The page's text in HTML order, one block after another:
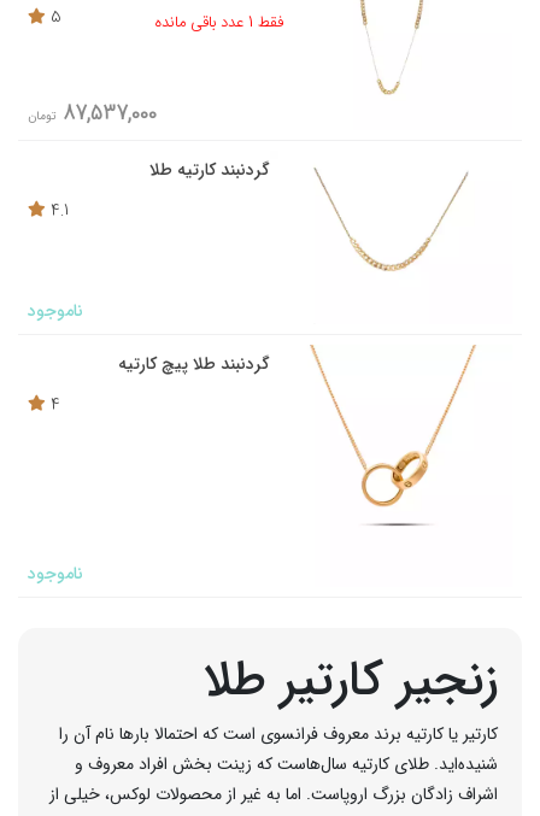
فقط 1 عدد باقی مانده
5
87,537,000 تومان
گردنبند کارتیه طلا
4.1
ناموجود
گردنبند طلا پیچ کارتیه
4
ناموجود
زنجیر کارتیر طلا
کارتیر یا کارتیه برند معروف فرانسوی است که احتمالا بارها نام آن را
شنیده‌اید. طلای کارتیه سال‌هاست که زینت بخش افراد معروف و
اشراف زادگان بزرگ اروپاست. اما به غیر از محصولات لوکس، خیلی از